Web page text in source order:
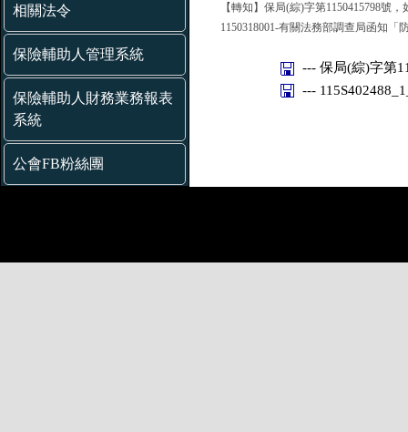
相關法令
保險輔助人管理系統
保險輔助人財務業務報表
系統
公會FB粉絲團
【轉知】保局(綜)字第1150415798號，
1150318001-有關法務部調查局函知
--- 保局(綜)字第
---